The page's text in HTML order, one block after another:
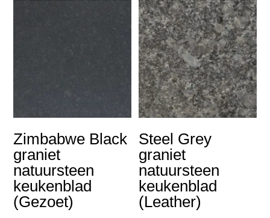
Zimbabwe Black
graniet
natuursteen
keukenblad
(Gezoet)
Steel Grey
graniet
natuursteen
keukenblad
(Leather)